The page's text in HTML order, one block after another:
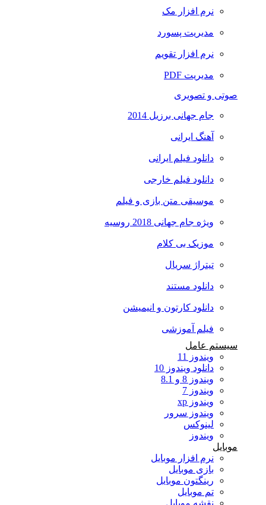
نرم افزار مک
مدیریت پسورد
نرم افزار تقویم
مدیریت PDF
صوتی و تصویری
جام جهانی برزیل 2014
آهنگ ایرانی
دانلود فیلم ایرانی
دانلود فیلم خارجی
موسیقی متن بازی و فیلم
ویژه جام جهانی 2018 روسیه
موزیک بی کلام
تیتراژ سریال
دانلود مستند
دانلود کارتون و انیمیشن
فیلم آموزشی
سیستم عامل
ویندوز 11
دانلود ویندوز 10
ویندوز 8 و 8.1
ویندوز 7
ویندوز xp
ویندوز سرور
لینوکس
ویندوز
موبایل
نرم افزار موبایل
بازی موبایل
رینگتون موبایل
تم موبایل
نقشه موبایل